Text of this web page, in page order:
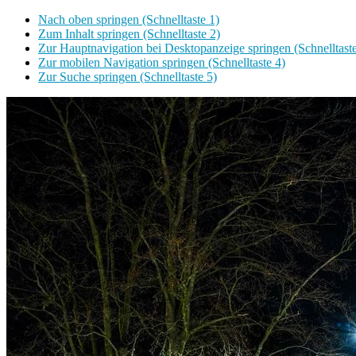
Nach oben springen (Schnelltaste 1)
Zum Inhalt springen (Schnelltaste 2)
Zur Hauptnavigation bei Desktopanzeige springen
Zur mobilen Navigation springen (Schnelltaste 4)
Zur Suche springen (Schnelltaste 5)